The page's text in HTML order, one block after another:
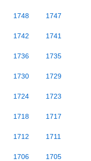
1748 1747
1742 1741
1736 1735
1730 1729
1724 1723
1718 1717
1712 1711
1706 1705